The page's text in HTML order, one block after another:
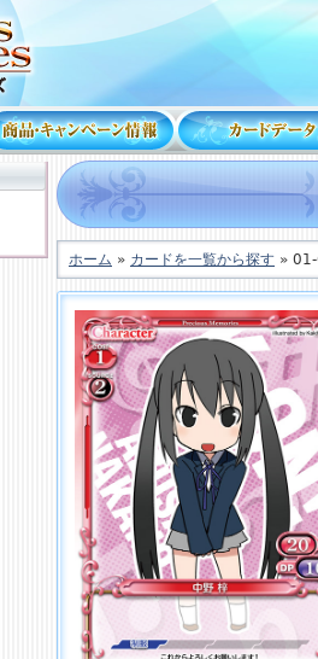
ホーム » カードを一覧から探す »